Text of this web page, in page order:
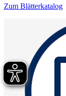
Zum Blätterkatalog